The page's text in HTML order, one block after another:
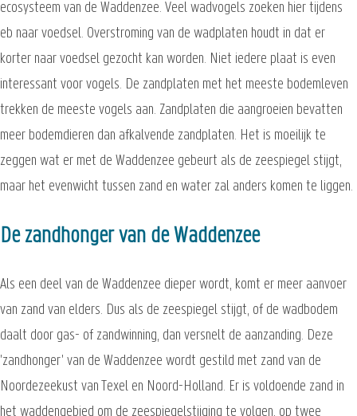
ecosysteem van de Waddenzee. Veel wadvogels zoeken hier tijdens
eb naar voedsel. Overstroming van de wadplaten houdt in dat er
korter naar voedsel gezocht kan worden. Niet iedere plaat is even
interessant voor vogels. De zandplaten met het meeste bodemleven
trekken de meeste vogels aan. Zandplaten die aangroeien bevatten
meer bodemdieren dan afkalvende zandplaten. Het is moeilijk te
zeggen wat er met de Waddenzee gebeurt als de zeespiegel stijgt,
maar het evenwicht tussen zand en water zal anders komen te liggen.
De zandhonger van de Waddenzee
Als een deel van de Waddenzee dieper wordt, komt er meer aanvoer
van zand van elders. Dus als de zeespiegel stijgt, of de wadbodem
daalt door gas- of zandwinning, dan versnelt de aanzanding. Deze
'zandhonger' van de Waddenzee wordt gestild met zand van de
Noordezeekust van Texel en Noord-Holland. Er is voldoende zand in
het waddengebied om de zeespiegelstijging te volgen, op twee